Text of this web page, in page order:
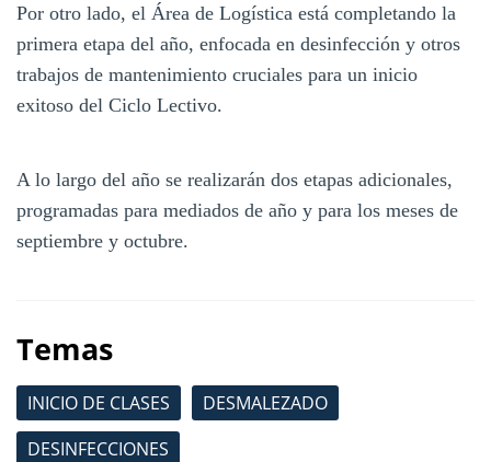
Por otro lado, el Área de Logística está completando la
primera etapa del año, enfocada en desinfección y otros
trabajos de mantenimiento cruciales para un inicio
exitoso del Ciclo Lectivo.
A lo largo del año se realizarán dos etapas adicionales,
programadas para mediados de año y para los meses de
septiembre y octubre.
Temas
INICIO DE CLASES
DESMALEZADO
DESINFECCIONES